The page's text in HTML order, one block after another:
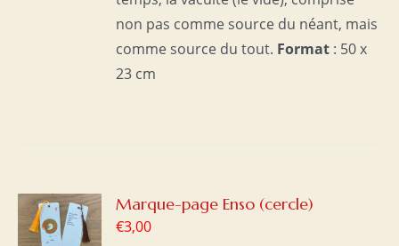
non pas comme source du néant, mais
comme source du tout. Format : 50 x
23 cm
Marque-page Enso (cercle)
€3,00